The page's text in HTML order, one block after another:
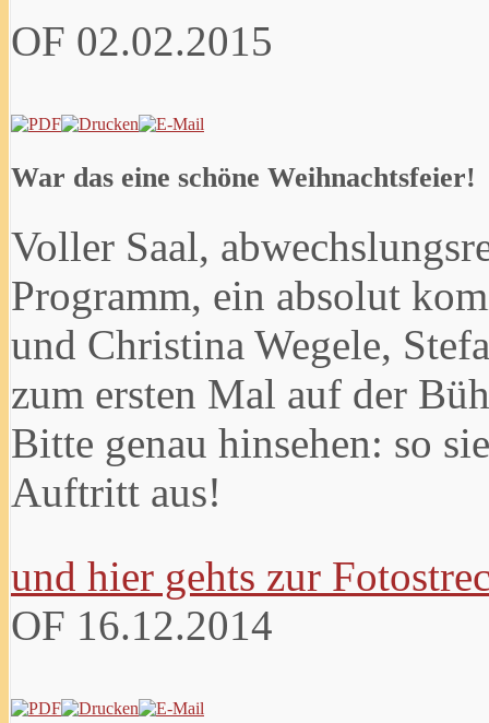
OF 02.02.2015
War das eine schöne Weihnachtsfeier!
Voller Saal,
Programm, ein absolut
und Christina Wegele,
zum ersten Mal auf der
Bitte genau hinsehen: so
Auftritt aus!
und hier gehts zur
OF 16.12.2014